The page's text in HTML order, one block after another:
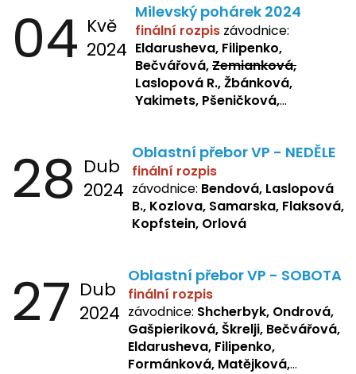
04 Kvě
2024
Milevský pohárek 2024
finální rozpis závodnice:
Eldarusheva, Filipenko,
Bečvářová,Zemianková,
Laslopová R., Žbánková,
Yakimets, Pšeničková,
28 Dub
2024
Oblastní přebor VP - NEDĚLE
finální rozpis
závodnice: Bendová, Laslopová
B., Kozlova, Samarska, Flaksová,
Kopfstein, Orlová
27 Dub
2024
Oblastní přebor VP - SOBOTA
finální rozpis
závodnice: Shcherbyk, Ondrová,
Gašpieriková, Škrelji, Bečvářová,
Eldarusheva, Filipenko,
Formánková, Matějková,